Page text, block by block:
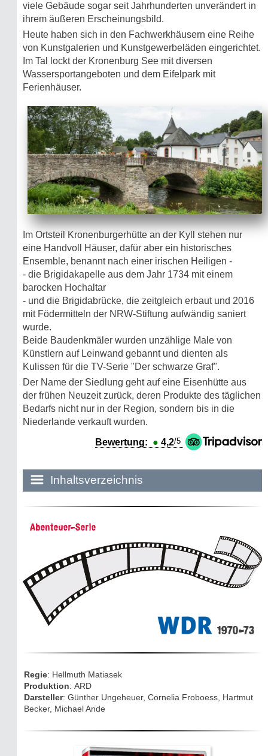
viele Gebäude sogar seit Jahrhunderten unverändert in
ihrem äußeren Erscheinungsbild.
Heute haben sich in den Fachwerkhäusern eine Reihe
von Kunstgalerien und Kunstgewerbeläden eingerichtet.
Im Tal lockt der Kronenburg See mit diversen
Wassersportangeboten und dem Eifelpark mit
Ferienhäuser.
Im Ortsteil Kronenburgerhütte an der Kyll stehen nur
eine Handvoll Häuser, dafür aber ein historisches
Ensemble, benannt nach einer irischen Heiligen -
- die Brigidakapelle aus dem Jahr 1734 mit einem
barocken Hochaltar
- und die Brigidabrücke, die zeitgleich erbaut und 2016
mit Födermitteln der NRW-Stiftung aufwändig saniert
wurde.
Beide Baudenkmäler wurden unzählige Male von
Künstlern auf Leinwand gebannt und dienten als
Kulissen für die TV-Serie "Der schwarze Graf".
Der Name der Siedlung geht auf eine Eisenhütte aus
der frühen Neuzeit zurück, deren Produkte des täglichen
Bedarfs nicht nur in der Region, sondern bis in die
Niederlande verkauft wurden.
Bewertung: ● 4,2/5
Inhaltsverzeichnis
Mythen, Märchen & Legenden (2025)
Drehorte & Tatorte
Eifelkrimi: Keine Gutenachtgeschichte
Abenteuer-Serie
1970-73
Regie: Hellmuth Matiasek
Produktion: ARD
Darsteller: Günther Ungeheuer, Cornelia Froboess, Hartmut
Becker, Michael Ande